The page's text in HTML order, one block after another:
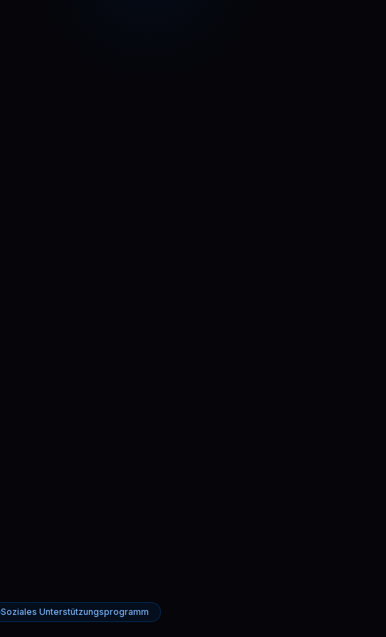
Soziales Unterstützungsprogramm